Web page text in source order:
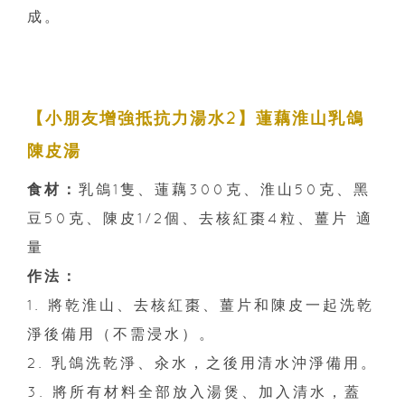
成。
【小朋友增強抵抗力湯水2】蓮藕淮山乳鴿
陳皮湯
食材： 乳鴿1隻、蓮藕300克、淮山50克、黑
豆50克、陳皮1/2個、去核紅棗4粒、薑片 適
量
作法：
1. 將乾淮山、去核紅棗、薑片和陳皮一起洗乾
淨後備用（不需浸水）。
2. 乳鴿洗乾淨、汆水，之後用清水沖淨備用。
3. 將所有材料全部放入湯煲、加入清水，蓋